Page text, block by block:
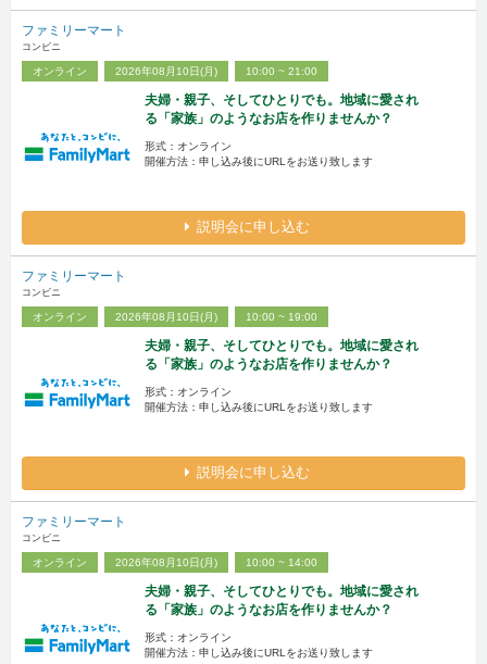
ファミリーマート
コンビニ
オンライン 2026年08月10日(月) 10:00 ~ 21:00
夫婦・親子、そしてひとりでも。地域に愛され
る「家族」のようなお店を作りませんか？
形式：オンライン
開催方法：申し込み後にURLをお送り致します
説明会に申し込む
ファミリーマート
コンビニ
オンライン 2026年08月10日(月) 10:00 ~ 19:00
夫婦・親子、そしてひとりでも。地域に愛され
る「家族」のようなお店を作りませんか？
形式：オンライン
開催方法：申し込み後にURLをお送り致します
説明会に申し込む
ファミリーマート
コンビニ
オンライン 2026年08月10日(月) 10:00 ~ 14:00
夫婦・親子、そしてひとりでも。地域に愛され
る「家族」のようなお店を作りませんか？
形式：オンライン
開催方法：申し込み後にURLをお送り致します